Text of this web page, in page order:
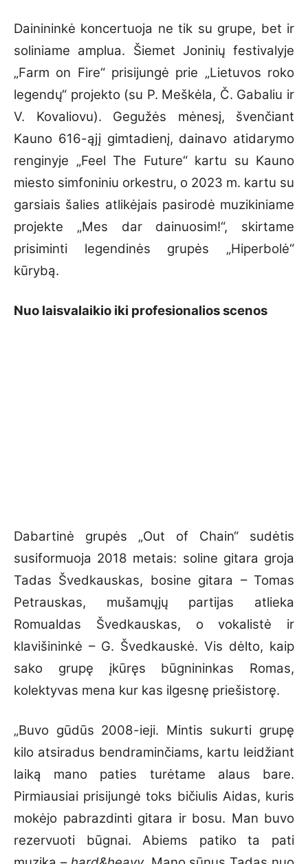
Dainininkė koncertuoja ne tik su grupe, bet ir
soliniame amplua. Šiemet Joninių festivalyje
„Farm on Fire“ prisijungė prie „Lietuvos roko
legendų“ projekto (su P. Meškėla, Č. Gabaliu ir
V. Kovaliovu). Gegužės mėnesį, švenčiant
Kauno 616-ąjį gimtadienį, dainavo atidarymo
renginyje „Feel The Future“ kartu su Kauno
miesto simfoniniu orkestru, o 2023 m. kartu su
garsiais šalies atlikėjais pasirodė muzikiniame
projekte „Mes dar dainuosim!“, skirtame
prisiminti legendinės grupės „Hiperbolė“
kūrybą.
Nuo laisvalaikio iki profesionalios scenos
Dabartinė grupės „Out of Chain“ sudėtis
susiformuoja 2018 metais: soline gitara groja
Tadas Švedkauskas, bosine gitara – Tomas
Petrauskas, mušamųjų partijas atlieka
Romualdas Švedkauskas, o vokalistė ir
klavišininkė – G. Švedkauskė. Vis dėlto, kaip
sako grupę įkūręs būgnininkas Romas,
kolektyvas mena kur kas ilgesnę priešistorę.
„Buvo gūdūs 2008-ieji. Mintis sukurti grupę
kilo atsiradus bendraminčiams, kartu leidžiant
laiką mano paties turėtame alaus bare.
Pirmiausiai prisijungė toks bičiulis Aidas, kuris
mokėjo pabrazdinti gitara ir bosu. Man buvo
rezervuoti būgnai. Abiems patiko ta pati